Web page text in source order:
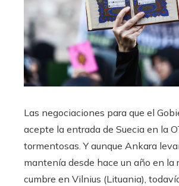
Las negociaciones para que el
acepte la entrada de Suecia en la
tormentosas. Y aunque Ankara
mantenía desde hace un año en la
cumbre en Vilnius (Lituania),